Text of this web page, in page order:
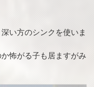
い方のシンクを使いま
怖がる子も居ますがみ